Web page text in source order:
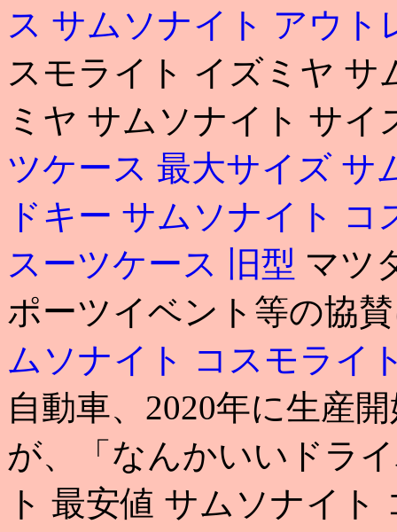
ス サムソナイト アウト
スモライト イズミヤ
ミヤ サムソナイト サ
ツケース 最大サイズ サ
ドキー サムソナイト コ
スーツケース 旧型 マツ
ポーツイベント等の協
ムソナイト コスモライ
自動車、2020年に生産
が、「なんかいいドラ
ト 最安値 サムソナイ